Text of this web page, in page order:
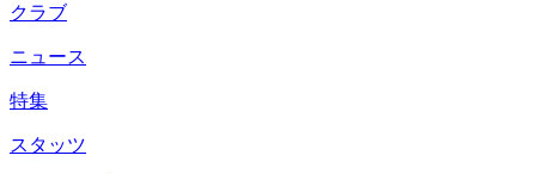
クラブ
ニュース
特集
スタッツ